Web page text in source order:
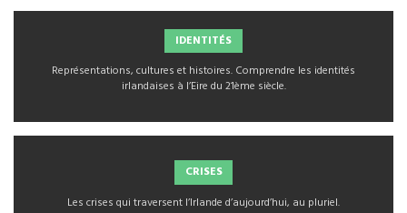
IDENTITÉS
Représentations, cultures et histoires. Comprendre les identités
irlandaises à l’Eire du 21ème siècle.
CRISES
Les crises qui traversent l’Irlande d’aujourd’hui, au pluriel.